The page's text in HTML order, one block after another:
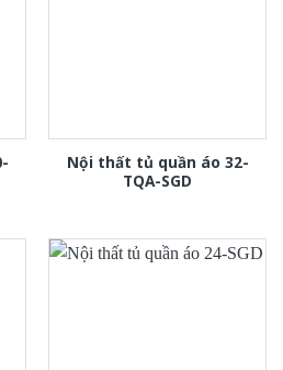
Nội thất tủ quần áo 32-
TQA-SGD